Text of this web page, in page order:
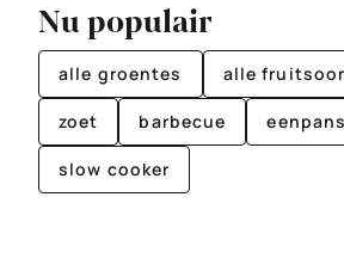
Nu populair
alle groentes alle
zoet barbecue
slow cooker